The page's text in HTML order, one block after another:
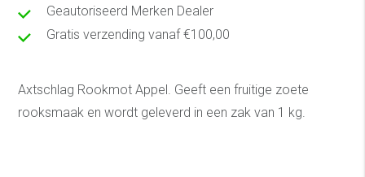
Geautoriseerd Merken Dealer
Gratis verzending vanaf €100,00
Axtschlag Rookmot Appel. Geeft een fruitige zoete
rooksmaak en wordt geleverd in een zak van 1 kg.